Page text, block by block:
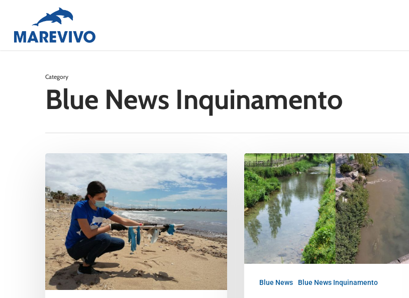
main
Category
Blue News Inquinamento
Blue News Blue News Inquinamento